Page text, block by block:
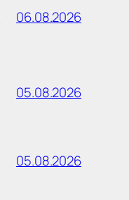
06.08.2026
05.08.2026
05.08.2026